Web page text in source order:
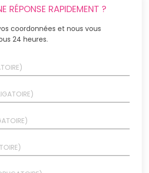
RÉPONSE RAPIDEMENT ?
coordonnées et nous vous
24 heures.